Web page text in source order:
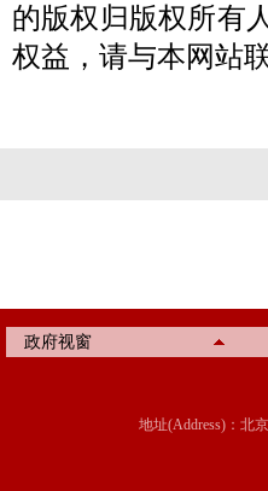
的版权归版权所有
权益，请与本网站
政府视窗
地址(Address)：北